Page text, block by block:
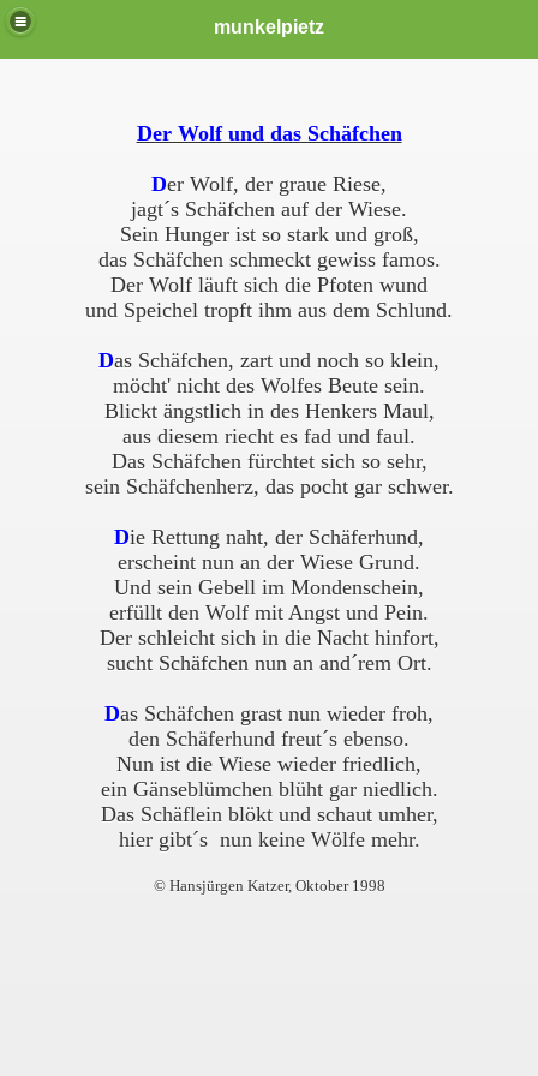
munkelpietz
Der Wolf und das Schäfchen
Der Wolf, der graue Riese,
jagt´s Schäfchen auf der Wiese.
Sein Hunger ist so stark und groß,
das Schäfchen schmeckt gewiss famos.
Der Wolf läuft sich die Pfoten wund
und Speichel tropft ihm aus dem Schlund.
Das Schäfchen, zart und noch so klein,
möcht' nicht des Wolfes Beute sein.
Blickt ängstlich in des Henkers Maul,
aus diesem riecht es fad und faul.
Das Schäfchen fürchtet sich so sehr,
sein Schäfchenherz, das pocht gar schwer.
Die Rettung naht, der Schäferhund,
erscheint nun an der Wiese Grund.
Und sein Gebell im Mondenschein,
erfüllt den Wolf mit Angst und Pein.
Der schleicht sich in die Nacht hinfort,
sucht Schäfchen nun an and´rem Ort.
Das Schäfchen grast nun wieder froh,
den Schäferhund freut´s ebenso.
Nun ist die Wiese wieder friedlich,
ein Gänseblümchen blüht gar niedlich.
Das Schäflein blökt und schaut umher,
hier gibt´s nun keine Wölfe mehr.
© Hansjürgen Katzer, Oktober 1998